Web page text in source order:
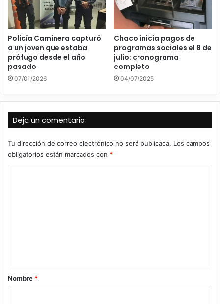
Policía Caminera capturó
a un joven que estaba
prófugo desde el año
pasado
07/01/2026
Chaco inicia pagos de
programas sociales el 8 de
julio: cronograma
completo
04/07/2025
Deja un comentario
Tu dirección de correo electrónico no será publicada. Los campos
obligatorios están marcados con *
rNombre *